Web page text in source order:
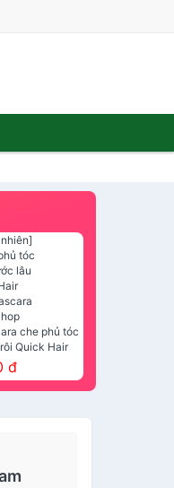
che phủ tóc
Quick Hair
Face Shop
đ